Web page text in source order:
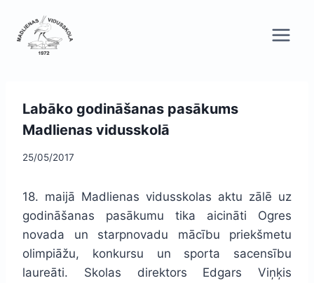
content
Labāko godināšanas pasākums
Madlienas vidusskolā
25/05/2017
18. maijā Madlienas vidusskolas aktu zālē uz
godināšanas pasākumu tika aicināti Ogres
novada un starpnovadu mācību priekšmetu
olimpiāžu, konkursu un sporta sacensību
laureāti. Skolas direktors Edgars Viņķis